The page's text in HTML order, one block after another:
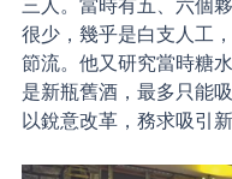
三人。當時有五、六個
很少，幾乎是白支人工
節流。他又研究當時糖
是新瓶舊酒，最多只能
以銳意改革，務求吸引新